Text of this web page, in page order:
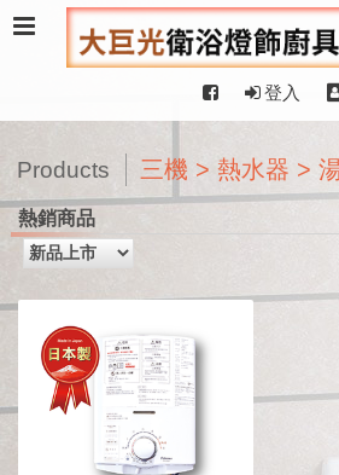
登入
Products 三機 > 熱水器 >
熱銷商品